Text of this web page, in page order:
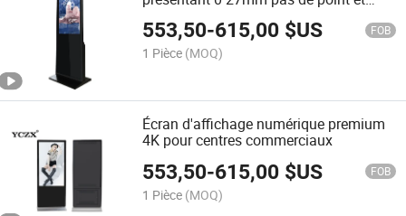
553,50-615,00 $US FOB
1 Pièce (MOQ)
Écran d'affichage numérique premium
4K pour centres commerciaux
553,50-615,00 $US FOB
1 Pièce (MOQ)